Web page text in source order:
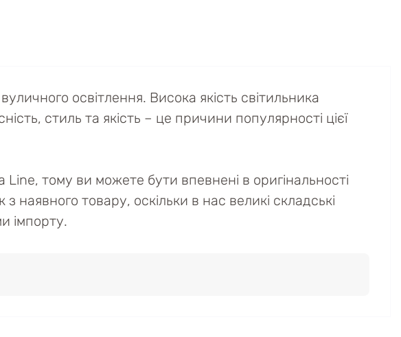
освітлення. Висока якість світильника
стиль та якість – це причини популярності цієї
тому ви можете бути впевнені в оригінальності
наявного товару, оскільки в нас великі складські
імпорту.